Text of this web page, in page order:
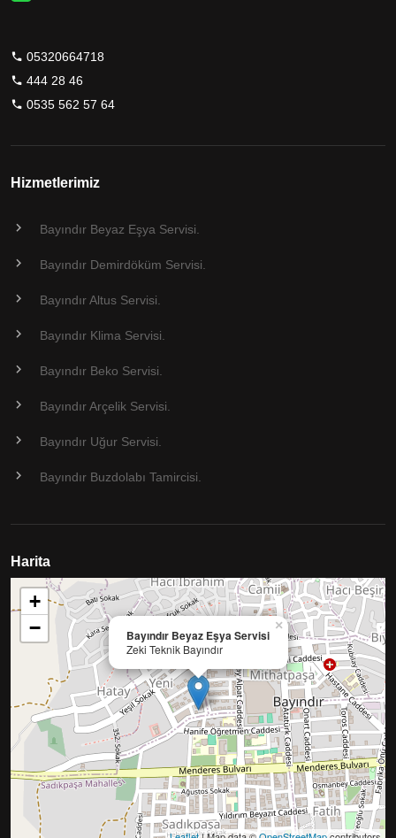
05320664718
444 28 46
0535 562 57 64
Hizmetlerimiz
Bayındır Beyaz Eşya Servisi.
Bayındır Demirdöküm Servisi.
Bayındır Altus Servisi.
Bayındır Klima Servisi.
Bayındır Beko Servisi.
Bayındır Arçelik Servisi.
Bayındır Uğur Servisi.
Bayındır Buzdolabı Tamircisi.
Harita
Bayındır Beyaz Eşya Servisi
Zeki Teknik Bayındır
×
+
−